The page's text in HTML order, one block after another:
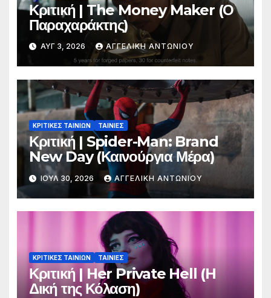
Κριτική | The Money Maker (Ο
Παραχαράκτης)
ΑΥΓ 3, 2026 ΑΓΓΕΛΙΚΉ ΑΝΤΩΝΊΟΥ
ΚΡΙΤΙΚΕΣ ΤΑΙΝΙΩΝ ΤΑΙΝΙΕΣ
Κριτική | Spider-Man: Brand
New Day (Καινούργια Μέρα)
ΙΟΎΛ 30, 2026 ΑΓΓΕΛΙΚΉ ΑΝΤΩΝΊΟΥ
ΚΡΙΤΙΚΕΣ ΤΑΙΝΙΩΝ ΤΑΙΝΙΕΣ
Κριτική | Her Private Hell (H
Δική της Κόλαση)